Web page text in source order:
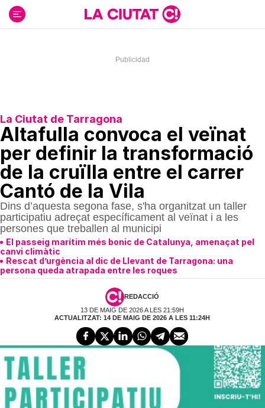
contenido
La Ciutat de Tarragona
Altafulla convoca el veïnat
per definir la transformació
de la cruïlla entre el carrer
Cantó de la Vila
Dins d’aquesta segona fase, s'ha organitzat un taller
participatiu adreçat específicament al veïnat i a les
persones que treballen al municipi
El passeig marítim més bonic de Catalunya, amenaçat pel
canvi climàtic
Rescat d’urgència al dic de Llevant de Tarragona: una
persona queda atrapada entre les roques
REDACCIÓ
13 DE MAIG DE 2026 A LES 21:59H
ACTUALITZAT: 14 DE MAIG DE 2026 A LES 11:24H